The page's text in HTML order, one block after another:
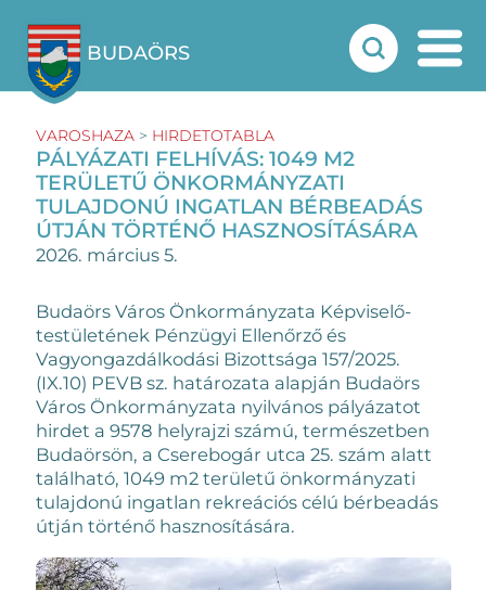
BUDAÖRS
VAROSHAZA > HIRDETOTABLA
PÁLYÁZATI FELHÍVÁS: 1049 M2
TERÜLETŰ ÖNKORMÁNYZATI
TULAJDONÚ INGATLAN BÉRBEADÁS
ÚTJÁN TÖRTÉNŐ HASZNOSÍTÁSÁRA
2026. március 5.
Budaörs Város Önkormányzata Képviselő-
testületének Pénzügyi Ellenőrző és
Vagyongazdálkodási Bizottsága 157/2025.
(IX.10) PEVB sz. határozata alapján Budaörs
Város Önkormányzata nyilvános pályázatot
hirdet a 9578 helyrajzi számú, természetben
Budaörsön, a Cserebogár utca 25. szám alatt
található, 1049 m2 területű önkormányzati
tulajdonú ingatlan rekreációs célú bérbeadás
útján történő hasznosítására.